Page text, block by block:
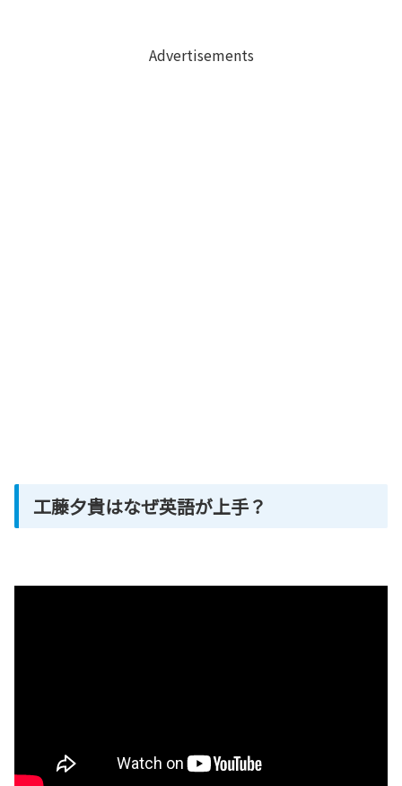
Advertisements
工藤夕貴はなぜ英語が上手？